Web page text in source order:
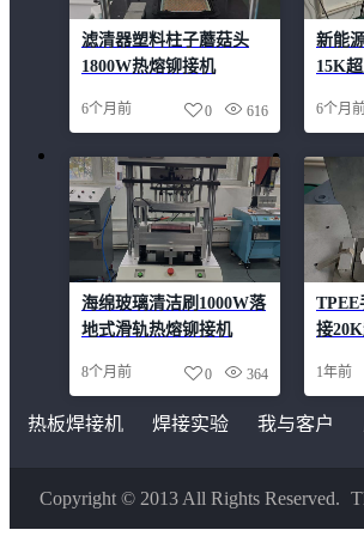
滤清器塑料柱子蘑菇头
1800W热熔铆接机
6个月前 616
0
新能
15K
6个月
海绵玻璃清洁刷1000W落
地式滑轨热熔铆接机
8个月前 364
0
TPEE
接
1年前
热板焊接机 焊接实验 我与客户
Copyright © 2013 All Rights Reserved.